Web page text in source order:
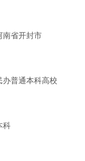
南省开封市
办普通本科高校
科